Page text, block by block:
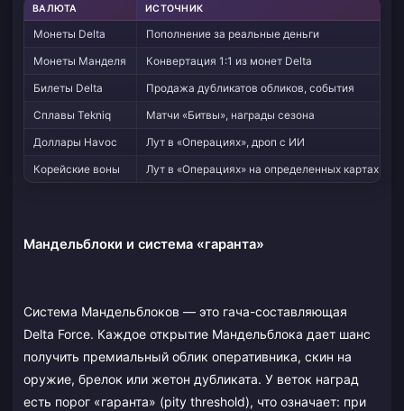
ВАЛЮТА ИСТОЧНИК
Монеты Delta Пополнение за реальные деньги
Монеты Манделя
Конвертация 1:1 из монет Delta
Билеты Delta
Продажа дубликатов обликов, события
Сплавы Tekniq
Матчи «Битвы», награды сезона
Доллары Havoc
Лут в «Операциях», дроп с ИИ
Корейские воны
Лут в «Операциях» на определенных картах
Мандельблоки и система «гаранта»
Система Мандельблоков — это гача-составляющая
Delta Force. Каждое открытие Мандельблока дает шанс
получить премиальный облик оперативника, скин на
оружие, брелок или жетон дубликата. У веток наград
есть порог «гаранта» (pity threshold), что означает: при